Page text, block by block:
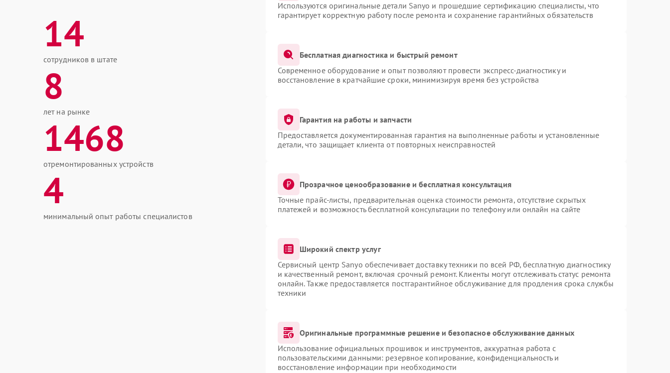
14
сотрудников в штате
8
лет на рынке
1468
отремонтированных устройств
4
минимальный опыт работы специалистов
Используются оригинальные детали Sanyo и прошедшие сертификацию специалисты, что
гарантирует корректную работу после ремонта и сохранение гарантийных обязательств
Бесплатная диагностика и быстрый ремонт
Современное оборудование и опыт позволяют провести экспресс-диагностику и
восстановление в кратчайшие сроки, минимизируя время без устройства
Гарантия на работы и запчасти
Предоставляется документированная гарантия на выполненные работы и установленные
детали, что защищает клиента от повторных неисправностей
Прозрачное ценообразование и бесплатная консультация
Точные прайс-листы, предварительная оценка стоимости ремонта, отсутствие скрытых
платежей и возможность бесплатной консультации по телефону или онлайн на сайте
Широкий спектр услуг
Сервисный центр Sanyo обеспечивает доставку техники по всей РФ, бесплатную диагностику
и качественный ремонт, включая срочный ремонт. Клиенты могут отслеживать статус ремонта
онлайн. Также предоставляется постгарантийное обслуживание для продления срока службы
техники
Оригинальные программные решение и безопасное обслуживание данных
Использование официальных прошивок и инструментов, аккуратная работа с
пользовательскими данными: резервное копирование, конфиденциальность и
восстановление информации при необходимости